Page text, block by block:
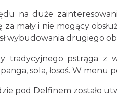
na duże
za mały i nie mogący
wybudowania drugiego
tradycyjnego pstrąga z
sola, łosoś. W menu
pod Delfinem zostało